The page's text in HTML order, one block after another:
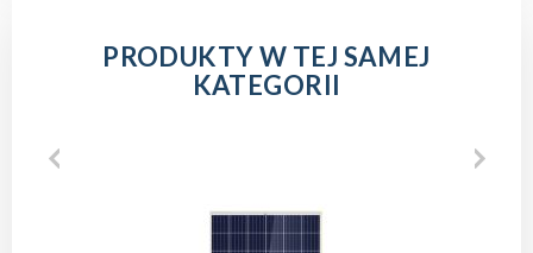
PRODUKTY W TEJ SAMEJ
KATEGORII